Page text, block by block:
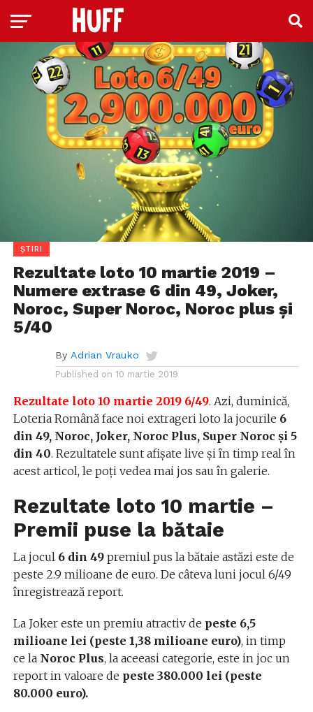
ȘTIRI
Rezultate loto 10 martie 2019 –
Numere extrase 6 din 49, Joker,
Noroc, Super Noroc, Noroc plus și
5/40
By Adrian Vrauko
Published on 10 martie 2019
Rezultate loto 10 martie 2019 6/49. Azi, duminică,
Loteria Română face noi extrageri loto la jocurile 6
din 49, Noroc, Joker, Noroc Plus, Super Noroc și 5
din 40. Rezultatele sunt afișate live și în timp real în
acest articol, le poți vedea mai jos sau în galerie.
Rezultate loto 10 martie –
Premii puse la bătaie
La jocul6 din 49premiul pus la bătaie astăzi este de
peste 2.9 milioane de euro. De câteva luni jocul 6/49
înregistrează report.
La Joker este un premiu atractiv de peste 6,5
milioane lei (peste 1,38 milioane euro), in timp
ce la Noroc Plus, la aceeasi categorie, este in joc un
report in valoare de peste 380.000 lei (peste
80.000 euro).